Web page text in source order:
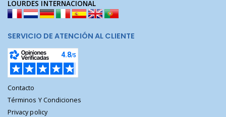
LOURDES INTERNACIONAL
SERVICIO DE ATENCIÓN AL CLIENTE
Contacto
Términos Y Condiciones
Privacy policy